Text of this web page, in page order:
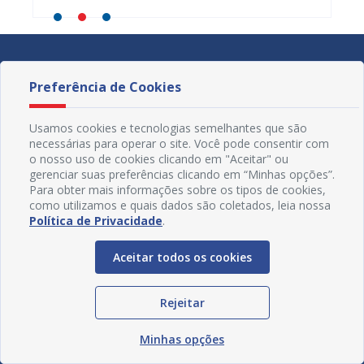
Redes Sociais
Preferência de Cookies
Usamos cookies e tecnologias semelhantes que são
necessárias para operar o site. Você pode consentir com
o nosso uso de cookies clicando em "Aceitar" ou
gerenciar suas preferências clicando em “Minhas opções”.
Para obter mais informações sobre os tipos de cookies,
como utilizamos e quais dados são coletados, leia nossa
Política de Privacidade.
Aceitar todos os cookies
Rejeitar
Minhas opções